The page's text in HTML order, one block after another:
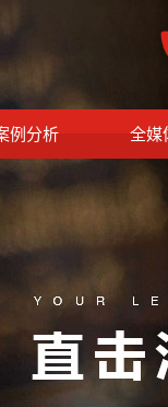
例分析 全媒